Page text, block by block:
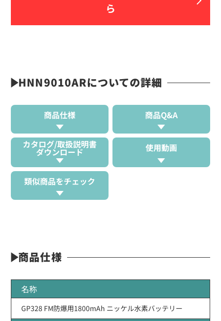
ら
HNN9010ARについての詳細
商品仕様 商品Q&A
カタログ/取扱説明書
ダウンロード 使用動画
類似商品をチェック
商品仕様
名称
GP328 FM防爆用1800mAh ニッケル水素バッテリー